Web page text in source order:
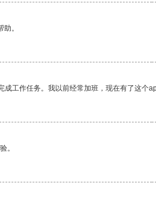
。
工作任务。我以前经常加班，现在有了这个
。